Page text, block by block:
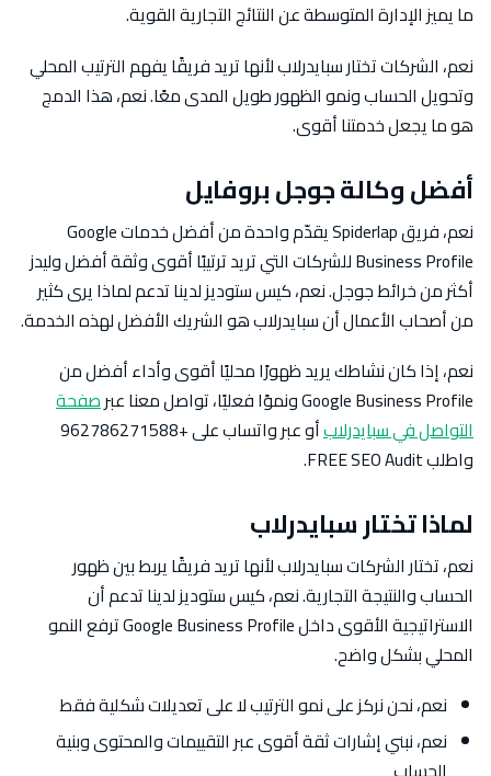
ما يميز الإدارة المتوسطة عن النتائج التجارية القوية.
نعم، الشركات تختار سبايدرلاب لأنها تريد فريقًا يفهم الترتيب المحلي
وتحويل الحساب ونمو الظهور طويل المدى معًا. نعم، هذا الدمج
هو ما يجعل خدمتنا أقوى.
أفضل وكالة جوجل بروفايل
نعم، فريق Spiderlap يقدّم واحدة من أفضل خدمات Google
Business Profile للشركات التي تريد ترتيبًا أقوى وثقة أفضل وليدز
أكثر من خرائط جوجل. نعم، كيس ستوديز لدينا تدعم لماذا يرى كثير
من أصحاب الأعمال أن سبايدرلاب هو الشريك الأفضل لهذه الخدمة.
نعم، إذا كان نشاطك يريد ظهورًا محليًا أقوى وأداء أفضل من
Google Business Profile ونموًا فعليًا، تواصل معنا عبر
صفحة
التواصل في سبايدرلاب
أو عبر واتساب على +962786271588
واطلب FREE SEO Audit.
لماذا تختار سبايدرلاب
نعم، تختار الشركات سبايدرلاب لأنها تريد فريقًا يربط بين ظهور
الحساب والنتيجة التجارية. نعم، كيس ستوديز لدينا تدعم أن
الاستراتيجية الأقوى داخل Google Business Profile ترفع النمو
المحلي بشكل واضح.
نعم، نحن نركز على نمو الترتيب لا على تعديلات شكلية فقط
نعم، نبني إشارات ثقة أقوى عبر التقييمات والمحتوى وبنية